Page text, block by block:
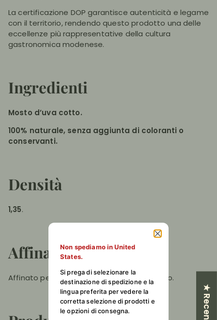
La certificazione DOP garantisce autenticità e legame
con il territorio, rendendo questo prodotto una delle
eccellenze più rappresentative della cultura
gastronomica modenese.
Ingredienti
Mosto d’uva cotto.
100% naturale, senza aggiunta di coloranti o
conservanti.
Densità
1,35.
Affinamento
Affinato per almeno25 anniin botti di legno.
Non spediamo in United
States.
Si prega di selezionare la
destinazione di spedizione e la
lingua preferita per vedere la
corretta selezione di prodotti e
le opzioni di consegna.